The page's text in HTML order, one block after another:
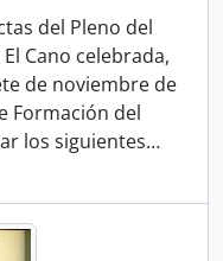
del Pleno del
Cano celebrada,
de noviembre de
Formación del
los siguientes…